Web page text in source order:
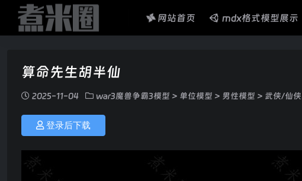
网站首页 mdx格式模型展示
算命先生胡半仙
2025-11-04 war3魔兽争霸3模型 > 单位模型 > 男性模型 > 武侠/仙
登录后下载